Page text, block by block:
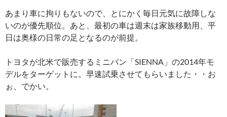
あまり車に拘りもないので、とにかく毎日元気に故障しな
いのが優先順位。あと、最初の車は週末は家族移動用、平
日は奥様の日常の足となるのが前提。
トヨタが北米で販売するミニバン「SIENNA」の2014年モ
デルをターゲットに。早速試乗させてもらいました・・お
ぉ、でかい。